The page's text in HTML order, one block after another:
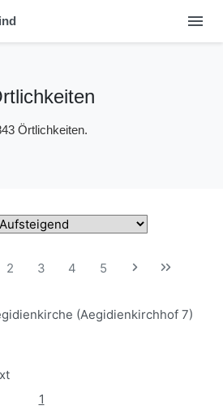
menu
Örtlichkeiten.
2 3 4 5
(Aegidienkirchhof 7)
1